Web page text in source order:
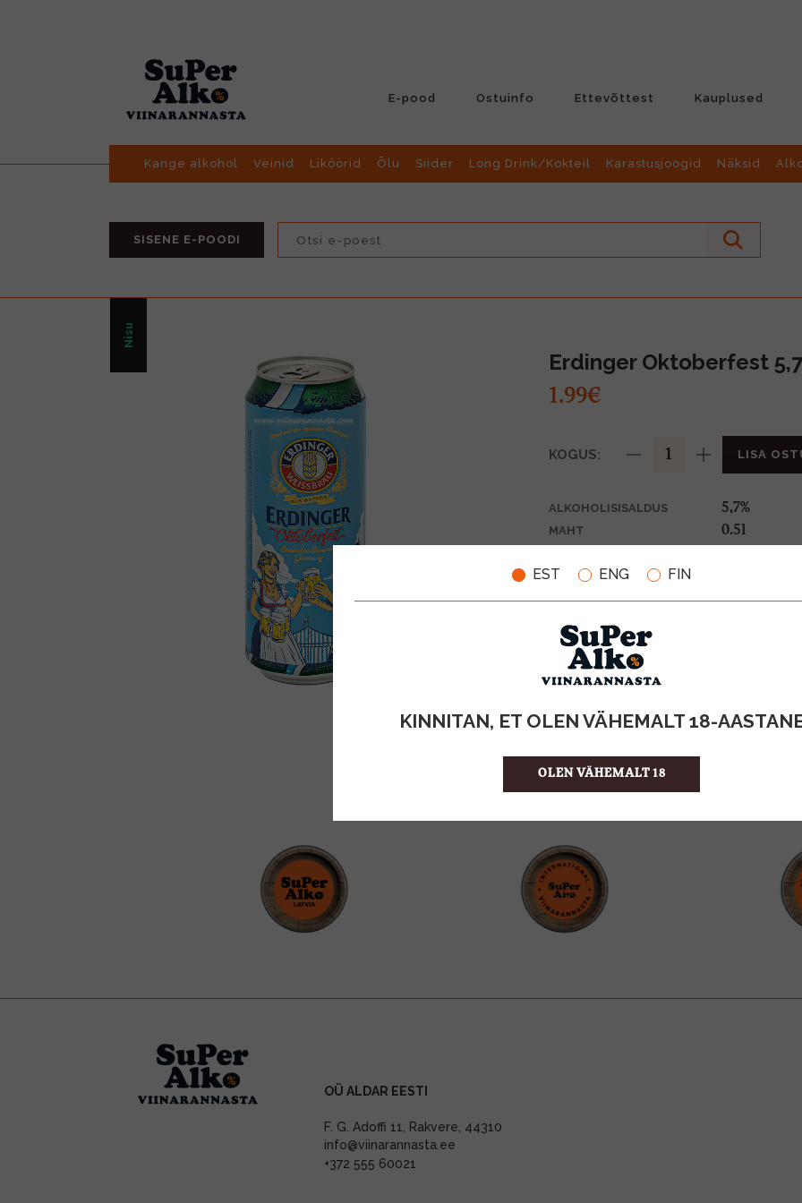
EST ENG FIN
KINNITAN, ET OLEN VÄHEMALT 18-
OLEN VÄHEMALT 18
E-pood Ostuinfo Ettevõttest Kauplused
Kange alkohol Veinid Liköörid Õlu Siider Long Drink/Kokteil Karastusjoogid Näksid
SISENE E-POODI
Nisu
Erdinger Oktoberfest
1.99€
KOGUS: LISA
ALKOHOLISISALDUS 5,7%
MAHT 0.5l
TOOTE LIIK
PANT
KOOD
KOGUS KASTIS
OÜ ALDAR EESTI
F. G. Adoffi 11, Rakvere, 44310
info@viinarannasta.ee
+372 555 60021